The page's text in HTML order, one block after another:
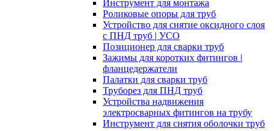
Инструмент для монтажа
Роликовые опоры для труб
Устройство для снятие оксидного слоя
с ПНД труб | УСО
Позиционер для сварки труб
Зажимы для коротких фитингов |
фланцедержатели
Палатки для сварки труб
Труборез для ПНД труб
Устройства надвижения
электросварных фитингов на трубу
Инструмент для снятия оболочки труб